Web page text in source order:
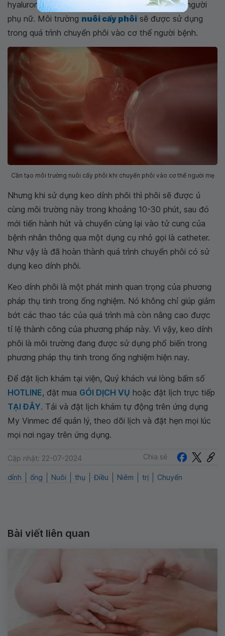
hyaluronan và đưa cùng phôi vào trong tử cung người
phụ nữ. Môi trường nuôi cấy phôi sẽ được sử dụng
trong quá trình chuyển phôi vào cơ thể người bệnh.
Cần tạo môi trường nuôi cấy phôi khi chuyển phôi vào cơ thể người mẹ
Nhưng khi sử dụng keo dính phôi thì phôi sẽ được ủ
cùng môi trường này trong khoảng 10-30 phút, sau đó
mới tiến hành hút và chuyển cùng lại vào tử cung của
bệnh nhân thông qua một dụng cụ nhỏ gọi là catheter.
Như vậy là đã hoàn thành quá trình chuyển phôi có sử
dụng keo dính phôi.
Keo dính phôi là một phát minh quan trọng của phương
pháp thụ tinh trong ống nghiệm. Nó không chỉ giúp giảm
bớt các thao tác của quá trình mà còn nâng cao được
tỉ lệ thành công của phương pháp này. Vì vậy, keo dính
phôi là môi trường đang được sử dụng phổ biến trong
phương pháp thụ tinh trong ống nghiệm hiện nay.
Để đặt lịch khám tại viện, Quý khách vui lòng bấm số
HOTLINE, đặt mua GÓI DỊCH VỤ hoặc đặt lịch trực tiếp
TẠI ĐÂY. Tải và đặt lịch khám tự động trên ứng dụng
My Vinmec để quản lý, theo dõi lịch và đặt hẹn mọi lúc
mọi nơi ngay trên ứng dụng.
Cập nhật: 22-07-2024 Chia sẻ
dính ống Nuôi thụ Điều Niêm trị Chuyển
Bài viết liên quan